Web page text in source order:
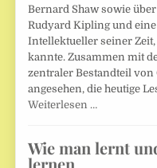
Bernard Shaw sowie
Rudyard Kipling und
Intellektueller seiner
kannte. Zusammen mit
zentraler Bestandteil
angesehen, die heutige
Weiterlesen …
Wie man lernt
lernen